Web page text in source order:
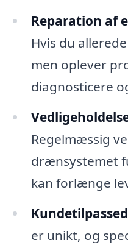
Reparation af
Hvis du
men oplever
diagnosticere
Regelmæssig
drænsystemet
kan forlænge
er unikt, og